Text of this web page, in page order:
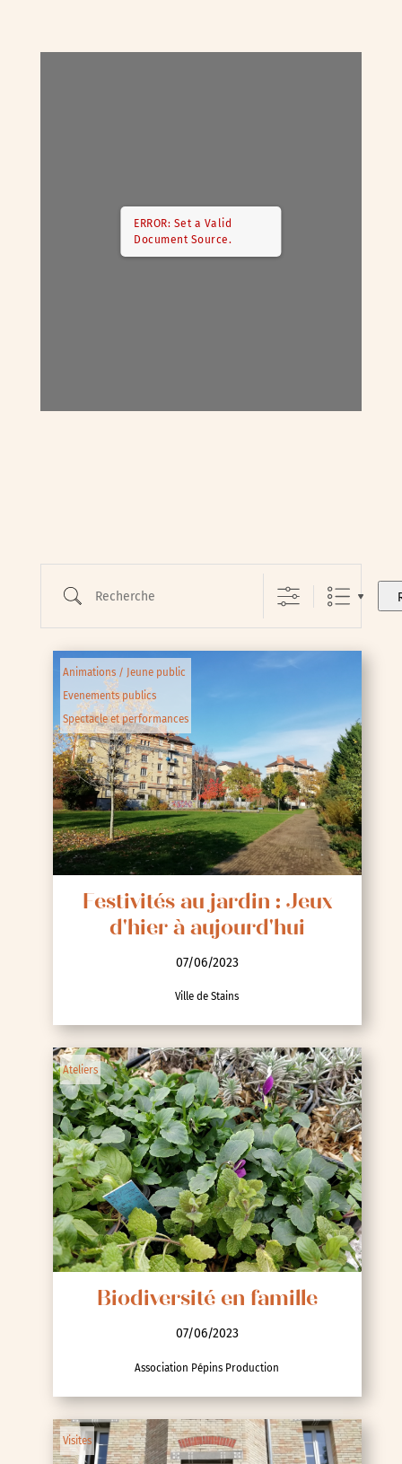
ERROR: Set a Valid
Document Source.
Animations / Jeune public
Evenements publics
Spectacle et performances
Festivités au jardin : Jeux
d'hier à aujourd'hui
07/06/2023
Ville de Stains
Ateliers
Biodiversité en famille
07/06/2023
Association Pépins Production
Visites